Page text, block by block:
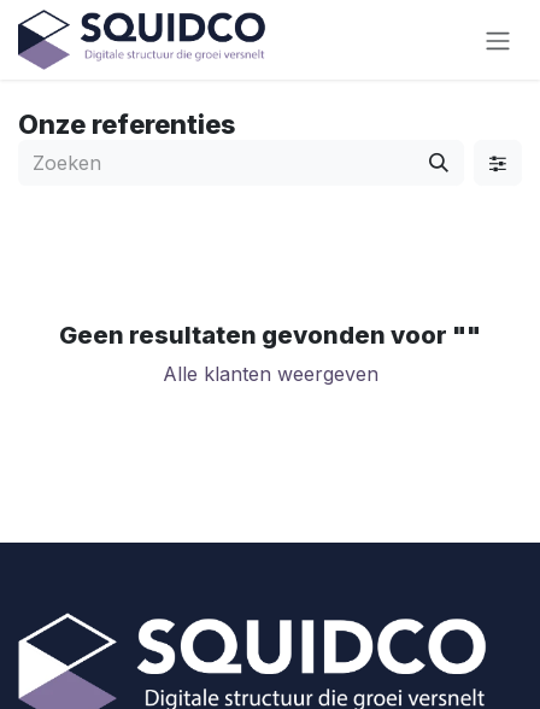
Overslaan naar inhoud
Onze referenties
Geen resultaten gevonden voor ""
Alle klanten weergeven